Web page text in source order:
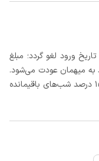
کامل قبل از تاریخ ورود لغو گردد؛ مبلغ
15 درصد کارمزد به میهمان عودت می‌شود.
در غیر اینصورت اجاره شب اول بعلاوه حداکثر 15 درصد شب‌های باقیمانده